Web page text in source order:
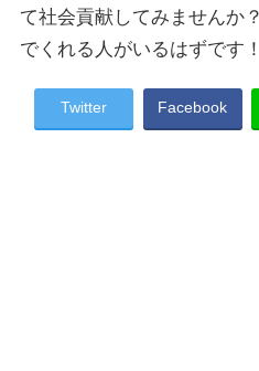
て社会貢献してみませんか
でくれる人がいるはずです！
Twitter Facebook